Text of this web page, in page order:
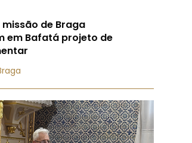
de Braga
em Bafatá projeto de